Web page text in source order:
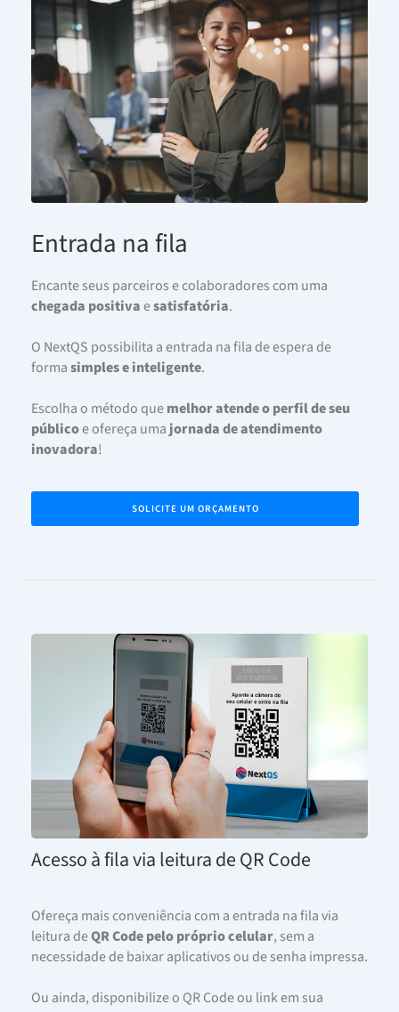
Entrada na fila
Encante seus parceiros e colaboradores com uma
chegada positivaesatisfatória.
O NextQS possibilita a entrada na fila de espera de
formasimples e inteligente.
Escolha o método quemelhor atende o perfil de seu
públicoe ofereça uma jornada de atendimento
inovadora!
SOLICITE UM ORÇAMENTO
Acesso à fila via leitura de QR Code
Ofereça mais conveniência com a entrada na fila via
leitura deQR Code pelo próprio celular, sem a
necessidade de baixar aplicativos ou de senha impressa.
Ou ainda, disponibilize o QR Code ou link em sua